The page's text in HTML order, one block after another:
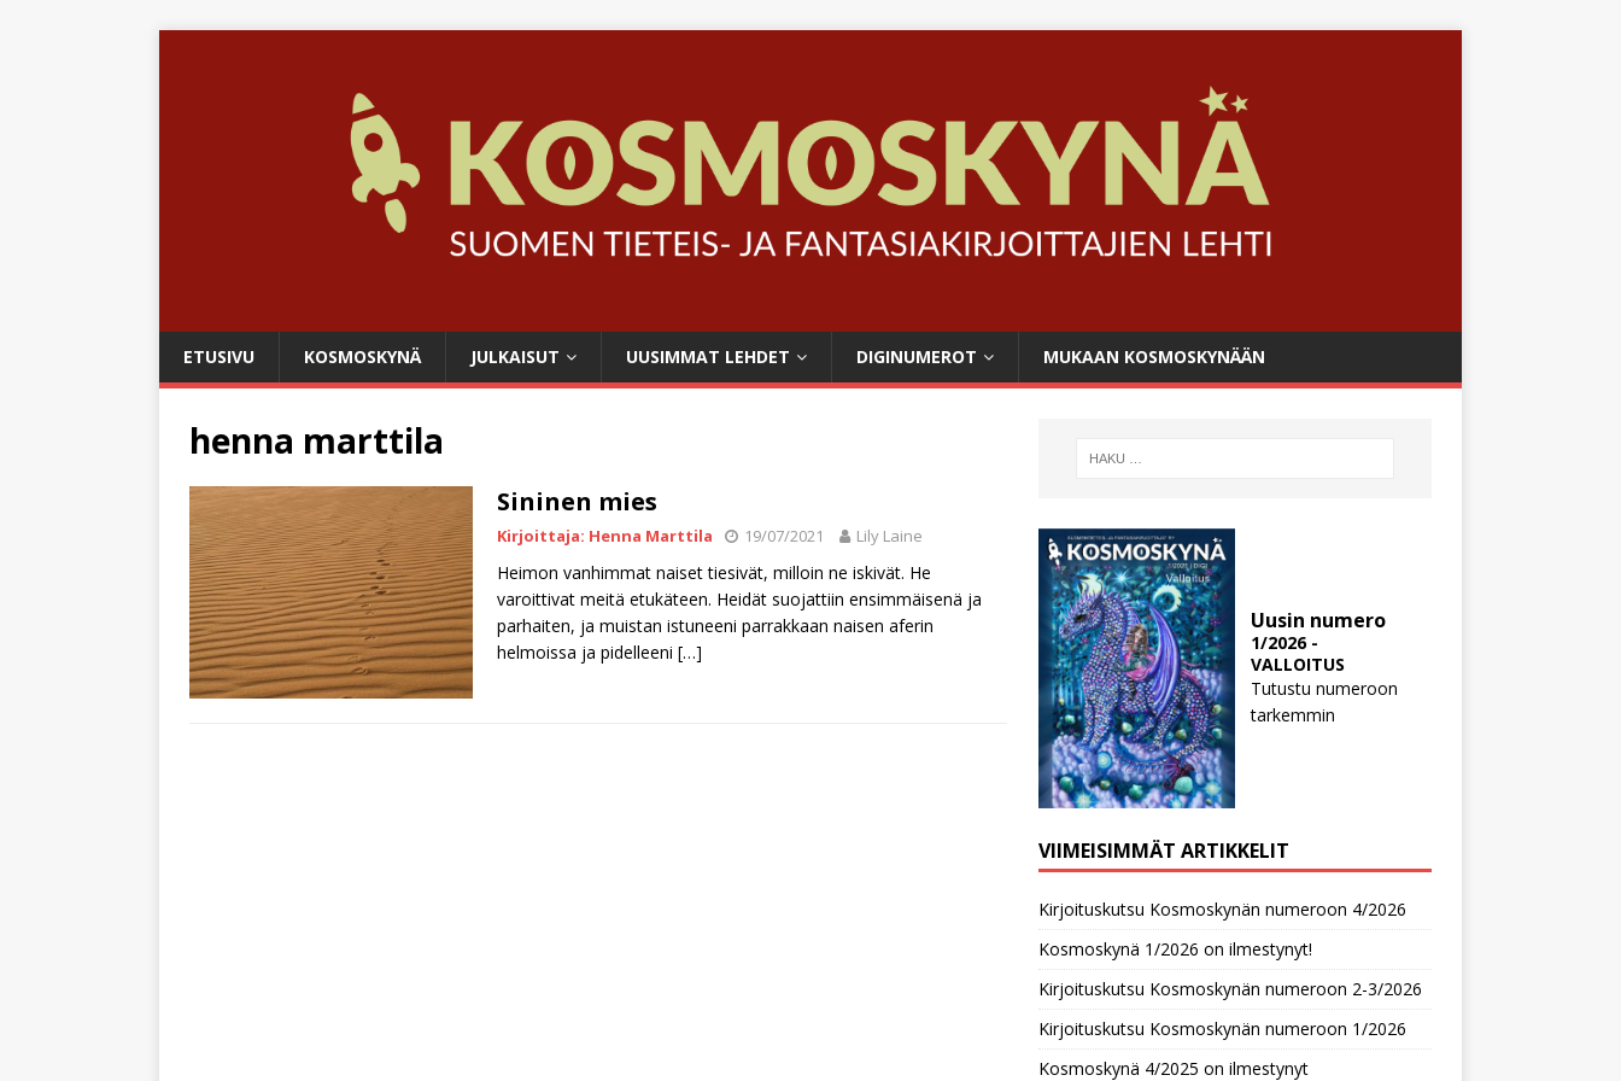
ETUSIVU KOSMOSKYNÄ JULKAISUT UUSIMMAT LEHDET DIGINUMEROT MUKAAN KOSMOSKYNÄÄN
henna marttila
Sininen mies
Kirjoittaja: Henna Marttila 19/07/2021 Lily Laine
Heimon vanhimmat naiset tiesivät, milloin ne iskivät. He
varoittivat meitä etukäteen. Heidät suojattiin ensimmäisenä ja
parhaiten, ja muistan istuneeni parrakkaan naisen aferin
helmoissa ja pidelleeni […]
Uusin numero
1/2026 -
VALLOITUS
Tutustu numeroon
tarkemmin
VIIMEISIMMÄT ARTIKKELIT
Kirjoituskutsu Kosmoskynän numeroon 4/2026
Kosmoskynä 1/2026 on ilmestynyt!
Kirjoituskutsu Kosmoskynän numeroon 2-3/2026
Kirjoituskutsu Kosmoskynän numeroon 1/2026
Kosmoskynä 4/2025 on ilmestynyt